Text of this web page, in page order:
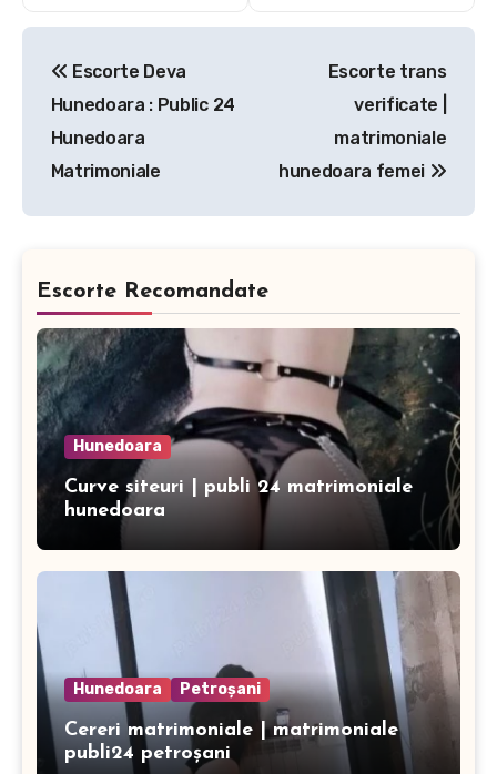
navigation
Escorte Deva
Hunedoara : Public 24
Hunedoara
Matrimoniale
Escorte trans
verificate |
matrimoniale
hunedoara femei
Escorte Recomandate
Hunedoara
Curve siteuri | publi 24 matrimoniale
hunedoara
Hunedoara Petroșani
Cereri matrimoniale | matrimoniale
publi24 petroșani